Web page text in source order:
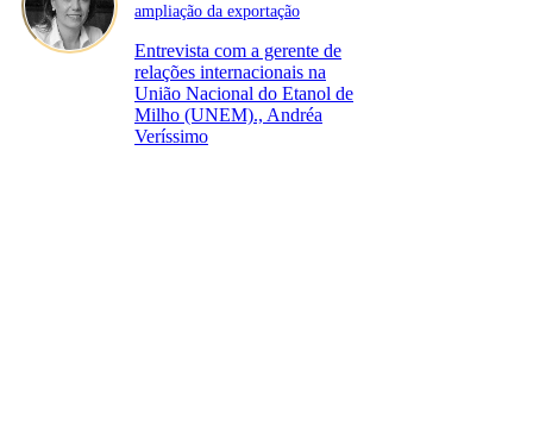
ampliação da exportação
Entrevista com a gerente de
relações internacionais na
União Nacional do Etanol de
Milho (UNEM)., Andréa
Veríssimo